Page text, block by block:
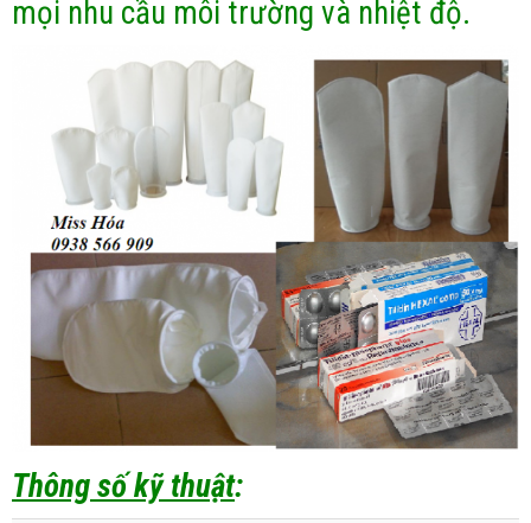
mọi nhu cầu môi trường và nhiệt độ.
Thông số kỹ thuật: